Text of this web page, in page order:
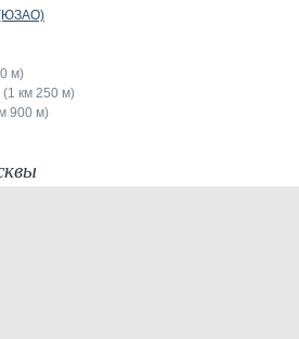
м)
(1 км 250 м)
900 м)